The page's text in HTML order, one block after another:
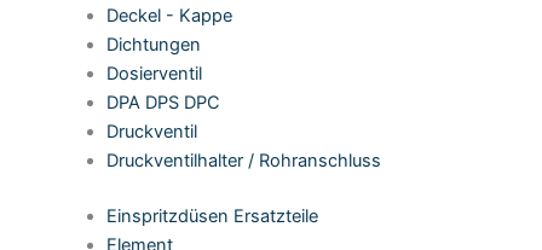
Deckel - Kappe
Dichtungen
Dosierventil
DPA DPS DPC
Druckventil
Druckventilhalter / Rohranschluss
Einspritzdüsen Ersatzteile
Element